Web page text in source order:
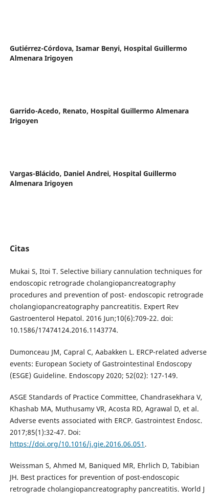
Gutiérrez-Córdova, Isamar Benyi, Hospital Guillermo
Almenara Irigoyen
Garrido-Acedo, Renato, Hospital Guillermo Almenara
Irigoyen
Vargas-Blácido, Daniel Andrei, Hospital Guillermo
Almenara Irigoyen
Citas
Mukai S, Itoi T. Selective biliary cannulation techniques for
endoscopic retrograde cholangiopancreatography
procedures and prevention of post- endoscopic retrograde
cholangiopancreatography pancreatitis. Expert Rev
Gastroenterol Hepatol. 2016 Jun;10(6):709-22. doi:
10.1586/17474124.2016.1143774.
Dumonceau JM, Capral C, Aabakken L. ERCP-related adverse
events: European Society of Gastrointestinal Endoscopy
(ESGE) Guideline. Endoscopy 2020; 52(02): 127-149.
ASGE Standards of Practice Committee, Chandrasekhara V,
Khashab MA, Muthusamy VR, Acosta RD, Agrawal D, et al.
Adverse events associated with ERCP. Gastrointest Endosc.
2017;85(1):32-47. Doi:
https://doi.org/10.1016/j.gie.2016.06.051 .
Weissman S, Ahmed M, Baniqued MR, Ehrlich D, Tabibian
JH. Best practices for prevention of post-endoscopic
retrograde cholangiopancreatography pancreatitis. World J